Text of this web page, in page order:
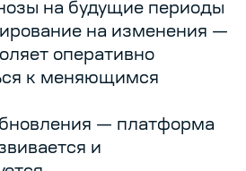
на будущие периоды
на изменения —
оперативно
к меняющимся
— платформа
и